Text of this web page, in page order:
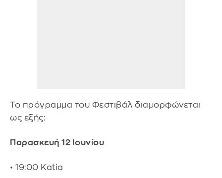
Το πρόγραμμα του Φεστιβάλ διαμορφώνεται
ως εξής:
Παρασκευή 12 Ιουνίου
• 19:00 Katia